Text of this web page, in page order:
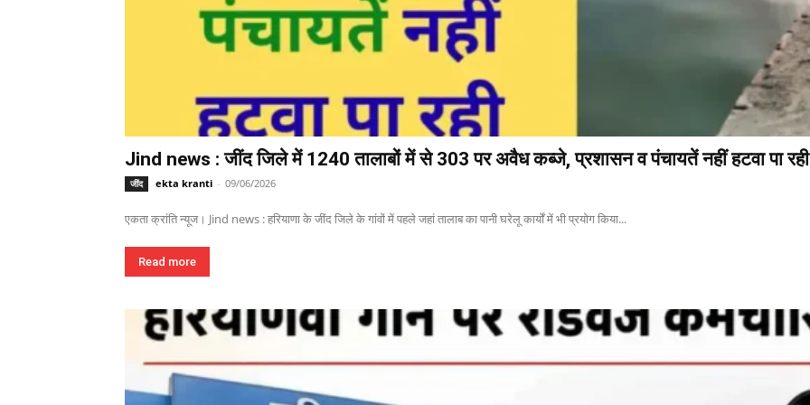
Jind news : जींद जिले में 1240 तालाबों में से 303 पर अवैध कब्जे, प्रशासन व पंचायतें नहीं हटवा पा रही
जींद ekta kranti - 09/06/2026
एकता क्रांति न्यूज। Jind news : हरियाणा के जींद जिले के गांवों में पहले जहां तालाब का पानी घरेलू कार्यों में भी प्रयोग किया...
Read more